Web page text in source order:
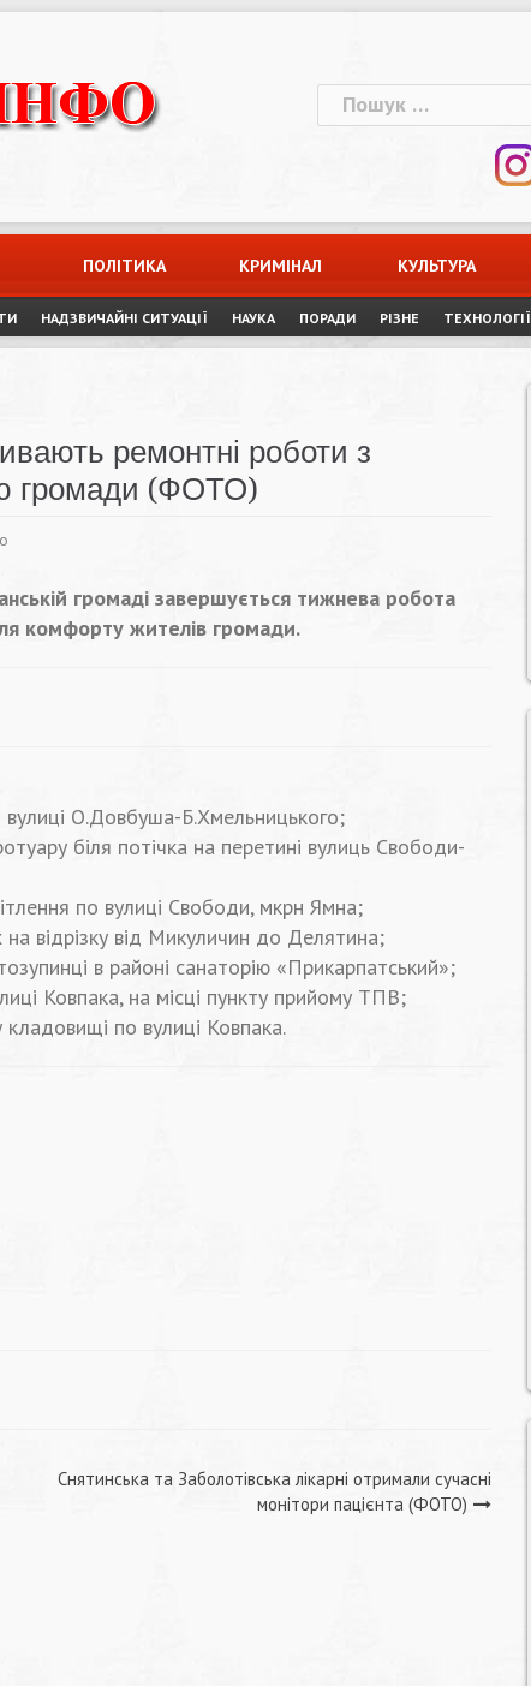
Пошук:
ПОЛІТИКА КРИМІНАЛ КУЛЬТУРА
НАДЗВИЧАЙНІ СИТУАЦІЇ НАУКА ПОРАДИ РІЗНЕ ТЕХНОЛОГІЇ
ремонтні роботи з
громади (ФОТО)
громаді завершується тижнева робота
комфорту жителів громади.
О.Довбуша-Б.Хмельницького;
біля потічка на перетині вулиць Свободи-
по вулиці Свободи, мкрн Ямна;
відрізку від Микуличин до Делятина;
в районі санаторію «Прикарпатський»;
Ковпака, на місці пункту прийому ТПВ;
по вулиці Ковпака.
Снятинська та Заболотівська лікарні отримали сучасні
монітори пацієнта (ФОТО)